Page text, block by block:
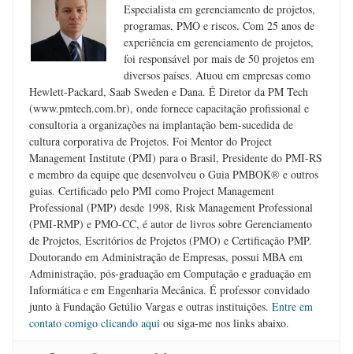
Especialista em gerenciamento de projetos,
programas, PMO e riscos. Com 25 anos de
experiência em gerenciamento de projetos,
foi responsável por mais de 50 projetos em
diversos países. Atuou em empresas como
Hewlett-Packard, Saab Sweden e Dana. É Diretor da PM Tech
(www.pmtech.com.br), onde fornece capacitação profissional e
consultoria a organizações na implantação bem-sucedida de
cultura corporativa de Projetos. Foi Mentor do Project
Management Institute (PMI) para o Brasil, Presidente do PMI-RS
e membro da equipe que desenvolveu o Guia PMBOK® e outros
guias. Certificado pelo PMI como Project Management
Professional (PMP) desde 1998, Risk Management Professional
(PMI-RMP) e PMO-CC, é autor de livros sobre Gerenciamento
de Projetos, Escritórios de Projetos (PMO) e Certificação PMP.
Doutorando em Administração de Empresas, possui MBA em
Administração, pós-graduação em Computação e graduação em
Informática e em Engenharia Mecânica. É professor convidado
junto à Fundação Getúlio Vargas e outras instituições. Entre em
contato comigo clicando aqui ou siga-me nos links abaixo.